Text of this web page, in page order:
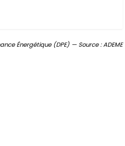
Énergétique (DPE) — Source : ADEME